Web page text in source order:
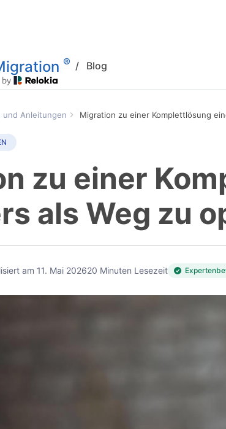
® / Blog
und Anleitungen Migration zu einer Komplettlösung
zu einer
als Weg zu
am 11. Mai 202620 Minuten Lesezeit